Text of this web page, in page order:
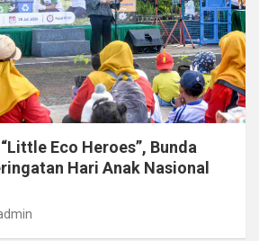
Eco Heroes”, Bunda
Hari Anak Nasional